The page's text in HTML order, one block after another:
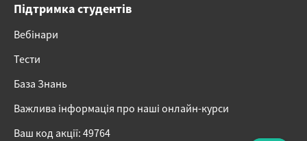
Підтримка студентів
Вебінари
Тести
База Знань
Важлива інформація про наші онлайн-курси
Ваш код акції: 49764